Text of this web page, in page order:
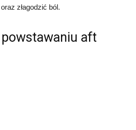
złagodzić ból.
aft